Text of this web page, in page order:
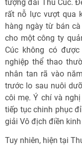
tượng đài Thu Cúc.
rất nỗ lực vượt qua
hàng ngày từ bán
cho một công ty
Cúc không có
nghiệp thể thao
nhân tan rã vào
trước lo sau nuôi
côi mẹ. Ý chí và
tiếp tục chinh phục
giải Vô địch điền
Tuy nhiên, hiện tại